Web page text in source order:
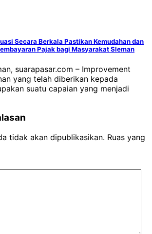
Secara Berkala Pastikan Kemudahan dan
Pajak bagi Masyarakat Sleman
suarapasar.com – Improvement
yang telah diberikan kepada
suatu capaian yang menjadi
tidak akan dipublikasikan. Ruas yang